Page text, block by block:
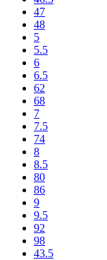
47
48
5
5.5
6
6.5
62
68
7
7.5
74
8
8.5
80
86
9
9.5
92
98
43.5